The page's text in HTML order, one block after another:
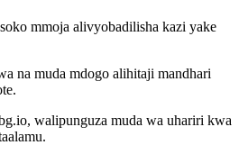
mmoja alivyobadilisha kazi yake
na muda mdogo alihitaji mandhari
walipunguza muda wa uhariri kwa